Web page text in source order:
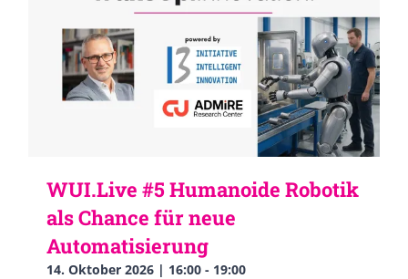
WUI.Live #5 Humanoide Robotik
als Chance für neue
Automatisierung
14. Oktober 2026 | 16:00 - 19:00